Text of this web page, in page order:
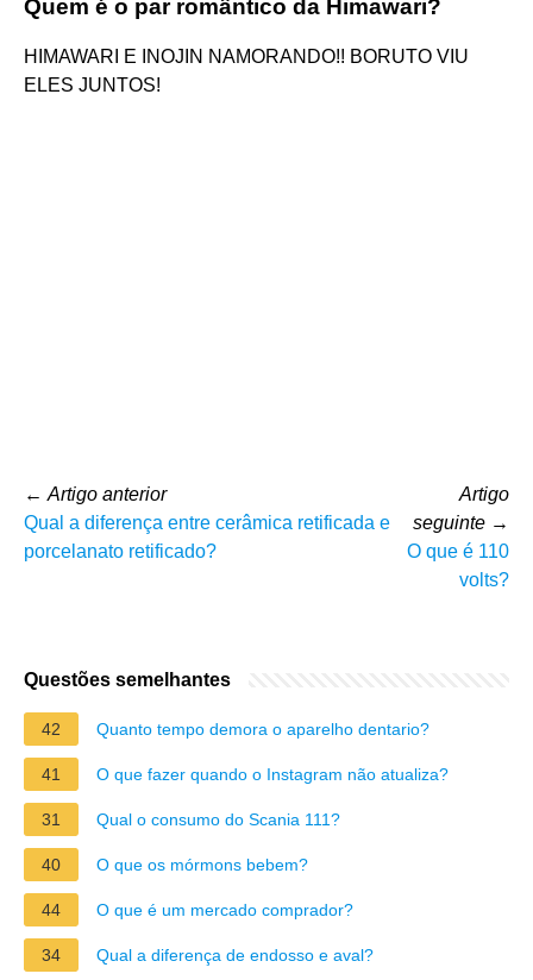
Quem é o par romântico da Himawari?
HIMAWARI E INOJIN NAMORANDO!! BORUTO VIU
ELES JUNTOS!
← Artigo anterior
Qual a diferença entre cerâmica retificada e
porcelanato retificado?
Artigo
seguinte →
O que é 110
volts?
Questões semelhantes
42 Quanto tempo demora o aparelho dentario?
41 O que fazer quando o Instagram não atualiza?
31 Qual o consumo do Scania 111?
40 O que os mórmons bebem?
44 O que é um mercado comprador?
34 Qual a diferença de endosso e aval?